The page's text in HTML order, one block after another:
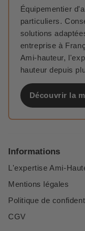
Équipementier
particuliers.
solutions
entreprise à
Ami-hauteur,
hauteur depuis
Découvrir la
Informations
L'expertise Ami-
Mentions légales
Politique de
CGV